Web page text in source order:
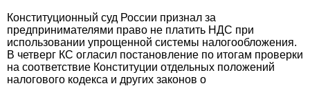
Конституционный суд России признал за
предпринимателями право не платить НДС при
использовании упрощенной системы налогообложения.
В четверг КС огласил постановление по итогам проверки
на соответствие Конституции отдельных положений
налогового кодекса и других законов о